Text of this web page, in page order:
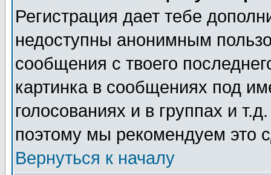
Регистрация дает тебе
недоступны анонимным
сообщения с твоего
картинка в сообщениях под
голосованиях и в группах и
поэтому мы рекомендуем это
Вернуться к началу